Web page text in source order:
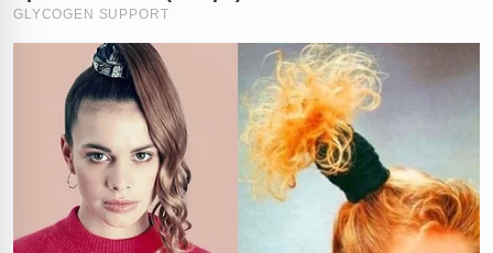
Muitas vezes, quem ri de tudo está tentando
desesperadamente não preocupar os familiares ou
julgamentos alheios
. A necessidade de parecer
bem o tempo todo impede que a pessoa estabeleça
conexões genuínas. A brincadeira surge de forma
automática, antes mesmo que o sujeito perceba o
incômodo real que está sentindo, funcionando como
um reflexo condicionado de preservação de imagem.